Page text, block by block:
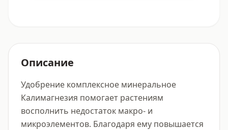
Описание
Удобрение комплексное минеральное
Калимагнезия помогает растениям
восполнить недостаток макро- и
микроэлементов. Благодаря ему повышается